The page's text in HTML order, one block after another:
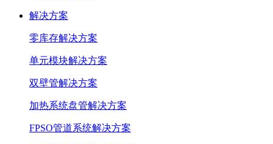
解决方案
零库存解决方案
单元模块解决方案
双壁管解决方案
加热系统盘管解决方案
FPSO管道系统解决方案